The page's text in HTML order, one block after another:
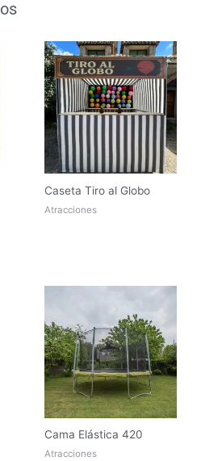
Caseta Tiro al Globo
Atracciones
Cama Elástica 420
Atracciones